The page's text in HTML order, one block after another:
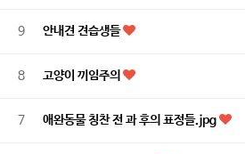
9 안내견 견습생들
8 고양이 끼임주의
7 애완동물 칭찬 전 과 후의 표정들.jpg